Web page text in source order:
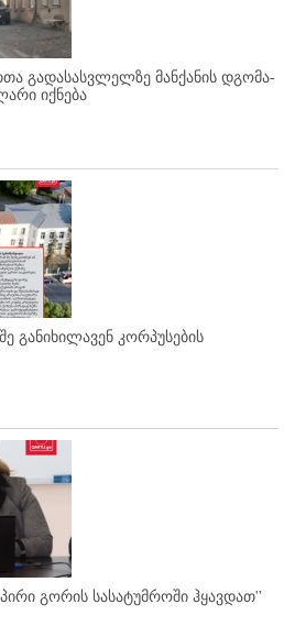
გადასასვლელზე მანქანის დგომა-
იქნება
განიხილავენ კორპუსების
გორის სასატუმროში ჰყავდათ''